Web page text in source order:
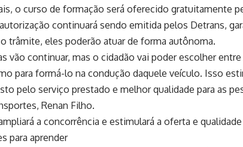
o curso de formação será oferecido gratuitamente
continuará sendo emitida pelos Detrans,
trâmite, eles poderão atuar de forma autônoma.
vão continuar, mas o cidadão vai poder escolher
para formá-lo na condução daquele veículo. Isso
pelo serviço prestado e melhor qualidade para as
Renan Filho.
a concorrência e estimulará a oferta e
para aprender